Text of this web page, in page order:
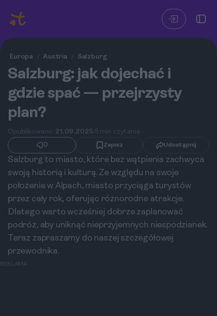
Europa / Austria / Salzburg
Salzburg: jak dojechać i
gdzie spać — przejrzysty
plan?
Opublikowano: 21.09.2025 5 min czytania
0
Zapisz Udostępnij
Salzburg to miasto, które bez wątpienia zachwyca
swoją historią i kulturą. Ze względu na swoje
położenie w Alpach, miasto przyciąga turystów
przez cały rok, oferując różnorodne atrakcje.
Dlatego warto wcześniej dobrze zaplanować
podróż, aby uniknąć nieprzyjemnych niespodzianek.
Teraz zapraszamy do naszej szczegółowej
przewodnika.
REKLAMA